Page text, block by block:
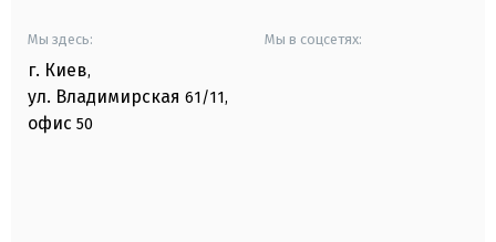
Мы здесь:
г. Киев,
ул. Владимирская 61/11,
офис 50
Мы в соцсетях: